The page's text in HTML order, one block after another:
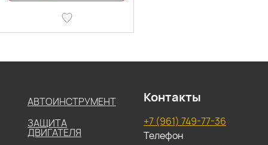
АВТОИНСТРУМЕНТ
ЗАЩИТА
ДВИГАТЕЛЯ
Контакты
+7 (961) 749-77-36
Телефон